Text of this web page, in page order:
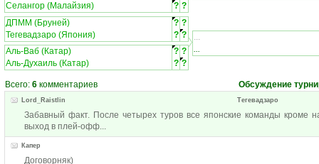
Селангор (Малайзия)
? ?
ДПММ (Бруней) ? ?
Тегевадзаро (Япония)
? ?
Аль-Ваб (Катар)
? ?
Аль-Духаиль (Катар)
? ?
...
...
Всего: 6 комментариев Обсуждение
Lord_Raistlin Тегевадзаро
Забавный факт. После четырех туров все японские команды кроме
выход в плей-офф...
Капер
Договорняк)